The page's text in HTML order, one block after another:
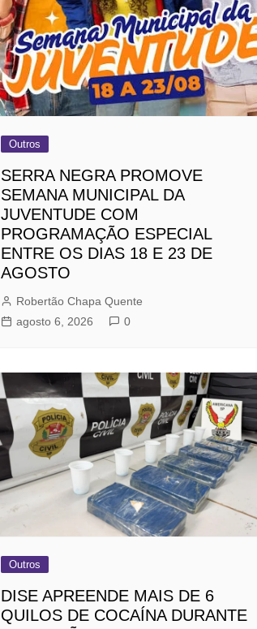
Outros
SERRA NEGRA PROMOVE
SEMANA MUNICIPAL DA
JUVENTUDE COM
PROGRAMAÇÃO ESPECIAL
ENTRE OS DIAS 18 E 23 DE
AGOSTO
Robertão Chapa Quente
agosto 6, 2026
0
Outros
DISE APREENDE MAIS DE 6
QUILOS DE COCAÍNA DURANTE